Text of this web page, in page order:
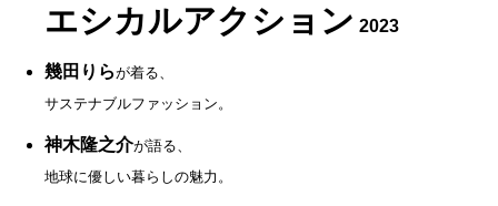
エシカルアクション 2023
幾田りらが着る、
サステナブルファッション。
神木隆之介が語る、
地球に優しい暮らしの魅力。